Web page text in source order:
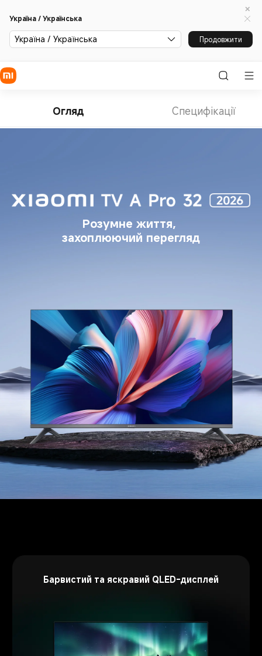
Україна / Українська
Україна / Українська Продовжити
Огляд Специфікації
Розумне життя,
захоплюючий перегляд
Барвистий та яскравий QLED-дисплей